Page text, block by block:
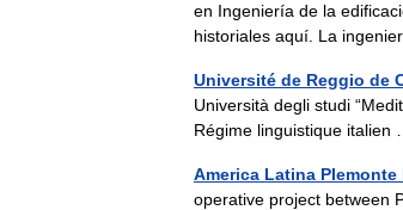
en Ingeniería de la
historiales aquí. La
Université de Reggio de
Università degli studi
Régime linguistique
America Latina
operative project between